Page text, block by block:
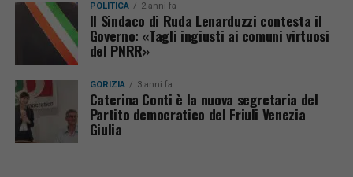
POLITICA 2 anni fa
Il Sindaco di Ruda Lenarduzzi contesta il
Governo: «Tagli ingiusti ai comuni virtuosi
del PNRR»
GORIZIA 3 anni fa
Caterina Conti è la nuova segretaria del
Partito democratico del Friuli Venezia
Giulia